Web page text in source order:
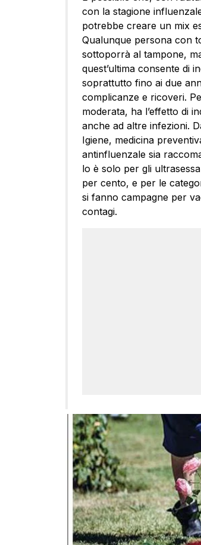
con la stagione
potrebbe creare un mix
Qualunque persona con
sottoporrà al tampone,
quest’ultima consente di
soprattutto fino ai due
complicanze e ricoveri.
moderata, ha l’effetto di
anche ad altre infezioni.
Igiene, medicina
antinfluenzale sia
lo è solo per gli
per cento, e per le
si fanno campagne per
contagi.